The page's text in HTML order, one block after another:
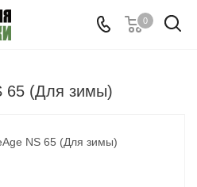
0
65 (Для зимы)